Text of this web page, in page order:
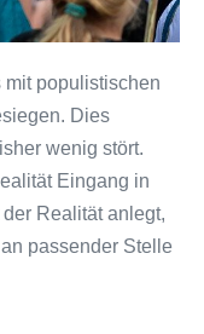
mit populistischen
Dies
wenig stört.
Eingang in
Realität anlegt,
passender Stelle